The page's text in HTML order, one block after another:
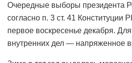
Очередные выборы президента
согласно п. 3 ст. 41 Конституции
первое воскресенье декабря.
внутренних дел — напряженное